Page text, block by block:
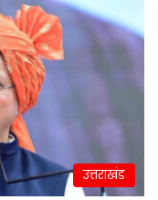
उत्तराखंड